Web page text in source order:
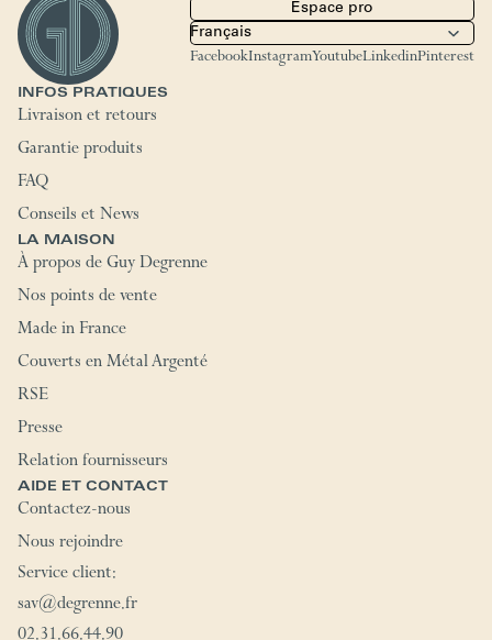
Espace pro
FacebookInstagramYoutubeLinkedinPinterest
INFOS PRATIQUES
Livraison et retours
Garantie produits
FAQ
Conseils et News
LA MAISON
À propos de Guy Degrenne
Nos points de vente
Made in France
Couverts en Métal Argenté
RSE
Presse
Relation fournisseurs
AIDE ET CONTACT
Contactez-nous
Nous rejoindre
Service client:
sav@degrenne.fr